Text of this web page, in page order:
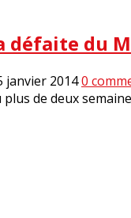
défaite du
janvier 20140
plus de deux